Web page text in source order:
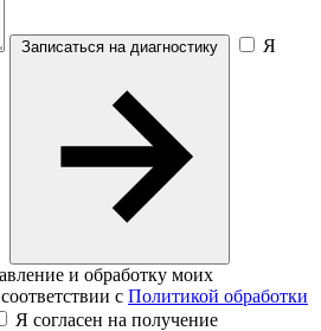
Записаться на диагностику Я
и обработку моих
с Политикой обработки
Я согласен на получение